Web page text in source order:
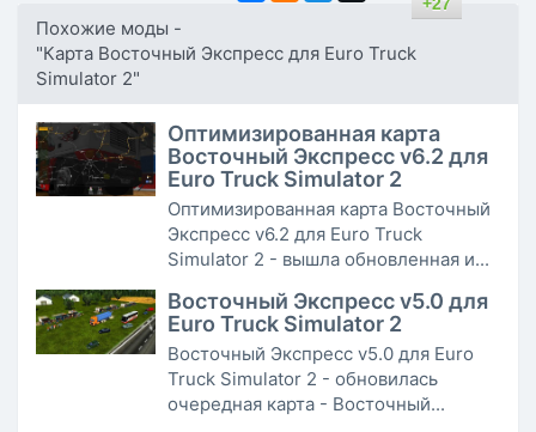
+27
Похожие моды -
"Карта Восточный Экспресс для Euro Truck
Simulator 2"
Оптимизированная карта
Восточный Экспресс v6.2 для
Euro Truck Simulator 2
Оптимизированная карта Восточный
Экспресс v6.2 для Euro Truck
Simulator 2 - вышла обновленная и...
Восточный Экспресс v5.0 для
Euro Truck Simulator 2
Восточный Экспресс v5.0 для Euro
Truck Simulator 2 - обновилась
очередная карта - Восточный...